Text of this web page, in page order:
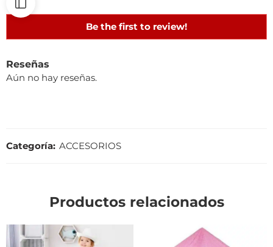
Be the first to review!
Reseñas
Aún no hay reseñas.
Categoría: ACCESORIOS
Productos relacionados